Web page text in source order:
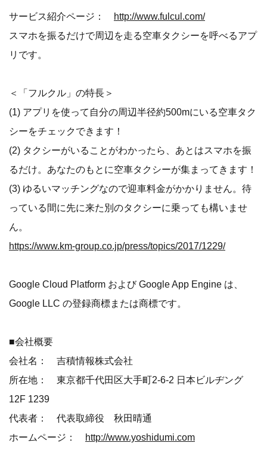
サービス紹介ページ： http://www.fulcul.com/
スマホを振るだけで周辺を走る空車タクシーを呼べるアプ
リです。
＜「フルクル」の特長＞
(1) アプリを使って自分の周辺半径約500mにいる空車タク
シーをチェックできます！
(2) タクシーがいることがわかったら、あとはスマホを振
るだけ。あなたのもとに空車タクシーが集まってきます！
(3) ゆるいマッチングなので迎車料金がかかりません。待
っている間に先に来た別のタクシーに乗っても構いませ
ん。
https://www.km-group.co.jp/press/topics/2017/1229/
Google Cloud Platform および Google App Engine は、
Google LLC の登録商標または商標です。
■会社概要
会社名： 吉積情報株式会社
所在地： 東京都千代田区大手町2-6-2 日本ビルヂング
12F 1239
代表者： 代表取締役 秋田晴通
ホームページ： http://www.yoshidumi.com